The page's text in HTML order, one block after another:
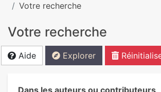
Votre recherche
Votre recherche
Aide Explorer
Dans les auteurs ou contributeurs